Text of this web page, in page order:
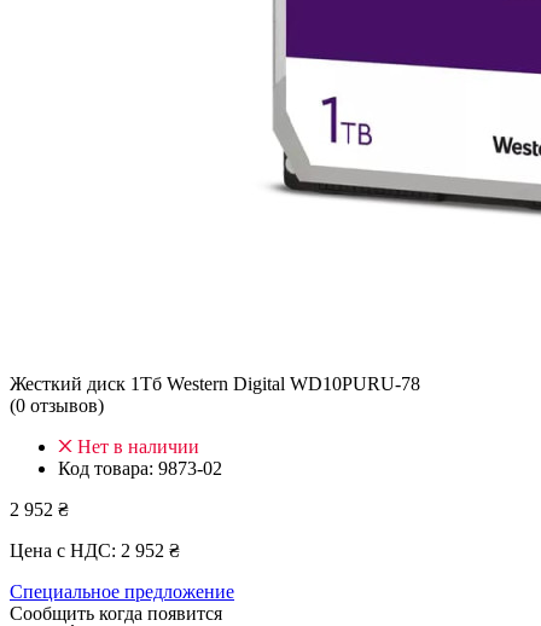
Жесткий диск 1Тб Western Digital WD10PURU-78
(0 отзывов)
Нет в наличии
Код товара: 9873-02
2 952 ₴
Цена с НДС: 2 952 ₴
Специальное предложение
Сообщить когда появится